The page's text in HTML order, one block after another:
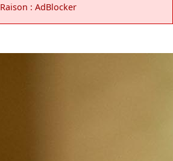
Raison : AdBlocker